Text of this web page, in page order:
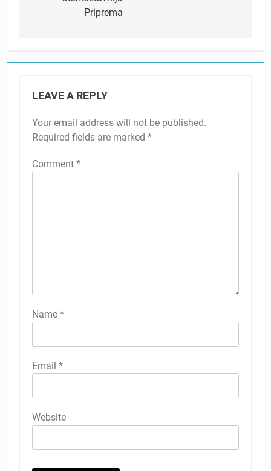
Priprema
LEAVE A REPLY
Your email address will not be published.
Required fields are marked *
Comment *
Name *
Email *
Website